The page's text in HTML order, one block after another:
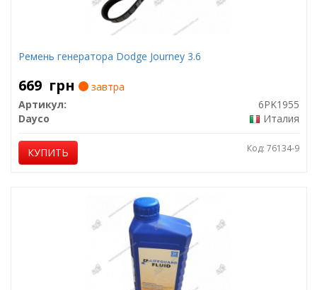
Ремень генератора Dodge Journey 3.6
669 грн
завтра
Артикул:
6PK1955
Dayco
Италия
КУПИТЬ Код: 76134-9